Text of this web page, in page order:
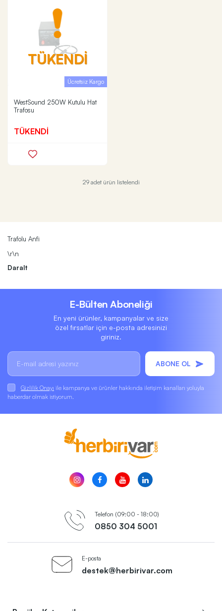
TÜKENDİ
Ücretsiz Kargo
WestSound 250W Kutulu Hat
Trafosu
TÜKENDİ
29 adet ürün listelendi
Trafolu Anfi
\r\n
Daralt
E-Bülten Aboneliği
En yeni ürünler, kampanyalar ve size
özel fırsatlar için e-posta adresinizi
giriniz.
ABONE OL
Gizlilik Onayı ile kampanya ve ürünler hakkında iletişim kanalları yoluyla
haberdar olmak istiyorum.
Telefon (09:00 - 18:00)
0850 304 5001
E-posta
destek@herbirivar.com